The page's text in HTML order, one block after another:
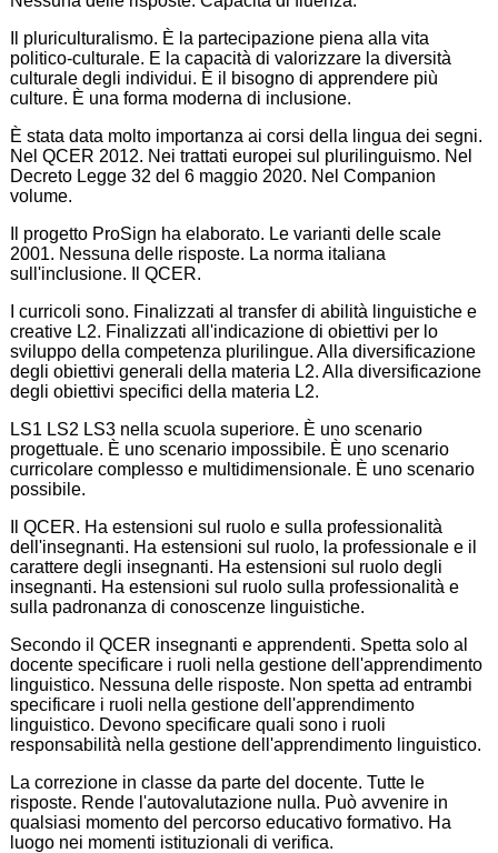
Il pluriculturalismo. È la partecipazione piena alla vita
politico-culturale. E la capacità di valorizzare la diversità
culturale degli individui. È il bisogno di apprendere più
culture. È una forma moderna di inclusione.
È stata data molto importanza ai corsi della lingua dei segni.
Nel QCER 2012. Nei trattati europei sul plurilinguismo. Nel
Decreto Legge 32 del 6 maggio 2020. Nel Companion
volume.
Il progetto ProSign ha elaborato. Le varianti delle scale
2001. Nessuna delle risposte. La norma italiana
sull'inclusione. Il QCER.
I curricoli sono. Finalizzati al transfer di abilità linguistiche e
creative L2. Finalizzati all'indicazione di obiettivi per lo
sviluppo della competenza plurilingue. Alla diversificazione
degli obiettivi generali della materia L2. Alla diversificazione
degli obiettivi specifici della materia L2.
LS1 LS2 LS3 nella scuola superiore. È uno scenario
progettuale. È uno scenario impossibile. È uno scenario
curricolare complesso e multidimensionale. È uno scenario
possibile.
Il QCER. Ha estensioni sul ruolo e sulla professionalità
dell'insegnanti. Ha estensioni sul ruolo, la professionale e il
carattere degli insegnanti. Ha estensioni sul ruolo degli
insegnanti. Ha estensioni sul ruolo sulla professionalità e
sulla padronanza di conoscenze linguistiche.
Secondo il QCER insegnanti e apprendenti. Spetta solo al
docente specificare i ruoli nella gestione dell'apprendimento
linguistico. Nessuna delle risposte. Non spetta ad entrambi
specificare i ruoli nella gestione dell'apprendimento
linguistico. Devono specificare quali sono i ruoli
responsabilità nella gestione dell'apprendimento linguistico.
La correzione in classe da parte del docente. Tutte le
risposte. Rende l'autovalutazione nulla. Può avvenire in
qualsiasi momento del percorso educativo formativo. Ha
luogo nei momenti istituzionali di verifica.